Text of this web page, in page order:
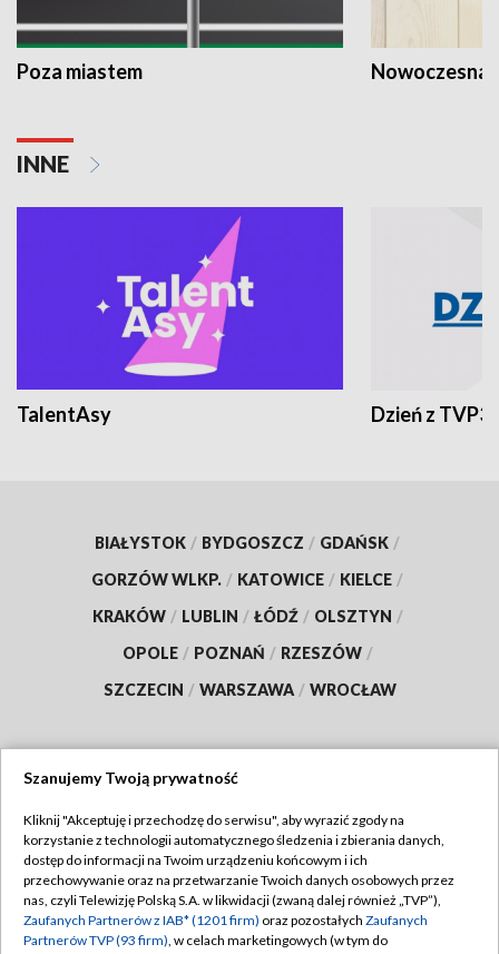
Poza miastem Nowoczesna
INNE
TalentAsy Dzień z TVP3
BIAŁYSTOK / BYDGOSZCZ / GDAŃSK /
GORZÓW WLKP. / KATOWICE / KIELCE /
KRAKÓW / LUBLIN / ŁÓDŹ / OLSZTYN /
OPOLE / POZNAŃ / RZESZÓW /
SZCZECIN / WARSZAWA / WROCŁAW
TVP
Abonament TVP
Emisja w TVP
Regulamin TVP
Polityka prywatności
Szanujemy Twoją prywatność
Kliknij "Akceptuję i przechodzę do serwisu", aby wyrazić zgody na
korzystanie z technologii automatycznego śledzenia i zbierania danych,
dostęp do informacji na Twoim urządzeniu końcowym i ich
przechowywanie oraz na przetwarzanie Twoich danych osobowych przez
nas, czyli Telewizję Polską S.A. w likwidacji (zwaną dalej również „TVP”),
Zaufanych Partnerów z IAB* (1201 firm) oraz pozostałych Zaufanych
Partnerów TVP (93 firm), w celach marketingowych (w tym do